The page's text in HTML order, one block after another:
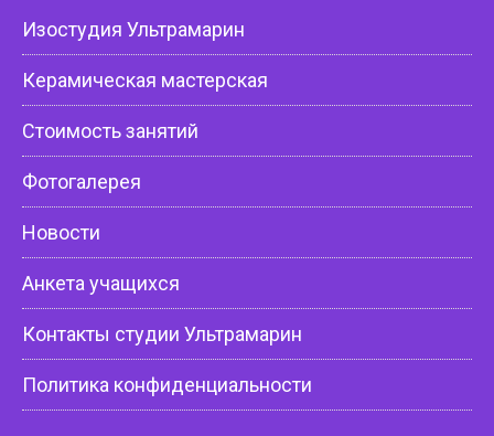
Изостудия Ультрамарин
Керамическая мастерская
Стоимость занятий
Фотогалерея
Новости
Анкета учащихся
Контакты студии Ультрамарин
Политика конфиденциальности